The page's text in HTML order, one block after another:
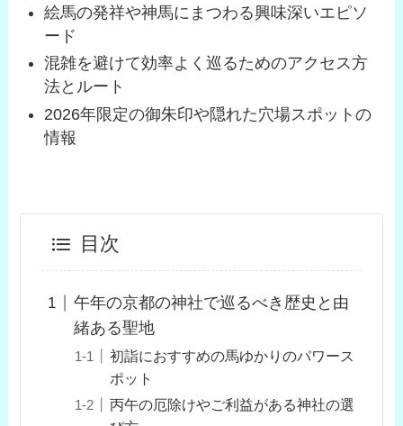
絵馬の発祥や神馬にまつわる興味深いエピソ
ード
混雑を避けて効率よく巡るためのアクセス方
法とルート
2026年限定の御朱印や隠れた穴場スポットの
情報
目次
午年の京都の神社で巡るべき歴史と由
緒ある聖地
初詣におすすめの馬ゆかりのパワース
ポット
丙午の厄除けやご利益がある神社の選